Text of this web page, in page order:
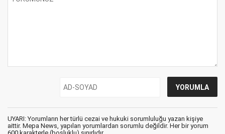
UYARI: Yorumların her türlü cezai ve hukuki sorumluluğu yazan kişiye
aittir. Mepa News, yapılan yorumlardan sorumlu değildir. Her bir yorum